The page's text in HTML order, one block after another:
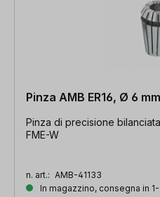
Pinza AMB ER16, Ø 6 mm
Pinza di precisione
FME-W
n. art.: AMB-41133
In magazzino, consegna in